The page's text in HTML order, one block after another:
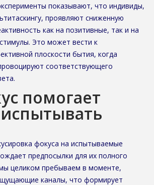
показывают, что индивиды,
проявляют сниженную
как на позитивные, так и на
Это может вести к
плоскости бытия, когда
соответствующего
помогает
фокуса на испытываемые
предпосылки для их полного
целиком пребываем в моменте,
каналы, что формирует